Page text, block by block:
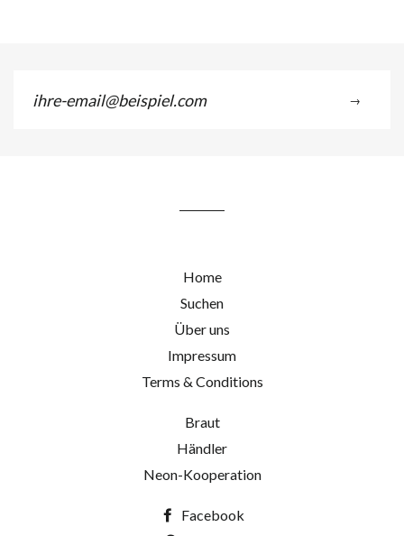
ihre-
email@beispiel.com
→
Home
Suchen
Über uns
Impressum
Terms & Conditions
Braut
Händler
Neon-Kooperation
Facebook